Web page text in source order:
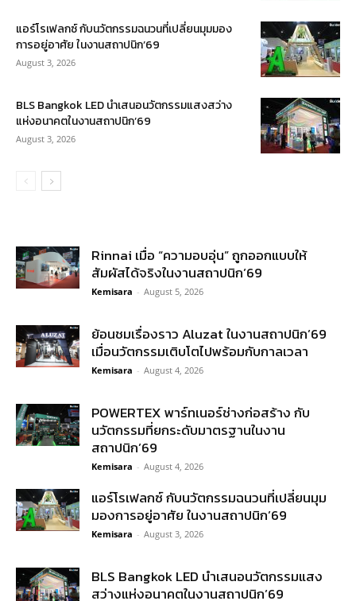
แอร์โรเฟลกซ์ กับนวัตกรรมฉนวนที่เปลี่ยนมุมมอง
การอยู่อาศัย ในงานสถาปนิก’69
August 3, 2026
BLS Bangkok LED นำเสนอนวัตกรรมแสงสว่าง
แห่งอนาคตในงานสถาปนิก’69
August 3, 2026
Rinnai เมื่อ “ความอบอุ่น” ถูกออกแบบให้
สัมผัสได้จริงในงานสถาปนิก’69
Kemisara - August 5, 2026
ย้อนชมเรื่องราว Aluzat ในงานสถาปนิก’69
เมื่อนวัตกรรมเติบโตไปพร้อมกับกาลเวลา
Kemisara - August 4, 2026
POWERTEX พาร์ทเนอร์ช่างก่อสร้าง กับ
นวัตกรรมที่ยกระดับมาตรฐานในงาน
สถาปนิก’69
Kemisara - August 4, 2026
แอร์โรเฟลกซ์ กับนวัตกรรมฉนวนที่เปลี่ยนมุม
มองการอยู่อาศัย ในงานสถาปนิก’69
Kemisara - August 3, 2026
BLS Bangkok LED นำเสนอนวัตกรรมแสง
สว่างแห่งอนาคตในงานสถาปนิก’69